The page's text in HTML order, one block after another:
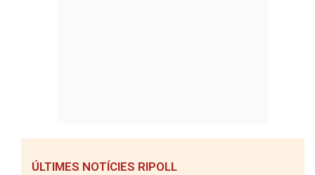
ÚLTIMES NOTÍCIES RIPOLL